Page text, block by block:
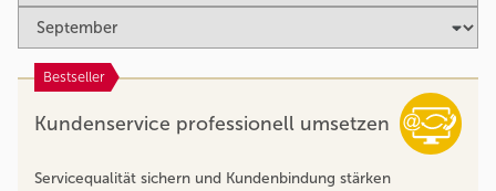
Bestseller
Kundenservice professionell umsetzen
Servicequalität sichern und Kundenbindung stärken